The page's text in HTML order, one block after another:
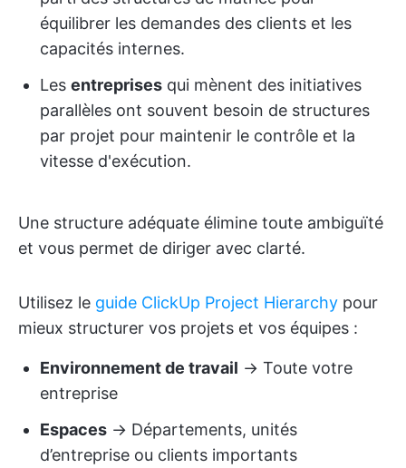
équilibrer les demandes des clients et les
capacités internes.
Les entreprises qui mènent des initiatives
parallèles ont souvent besoin de structures
par projet pour maintenir le contrôle et la
vitesse d'exécution.
Une structure adéquate élimine toute ambiguïté
et vous permet de diriger avec clarté.
Utilisez le guide ClickUp Project Hierarchy pour
mieux structurer vos projets et vos équipes :
Environnement de travail → Toute votre
entreprise
Espaces → Départements, unités
d’entreprise ou clients importants